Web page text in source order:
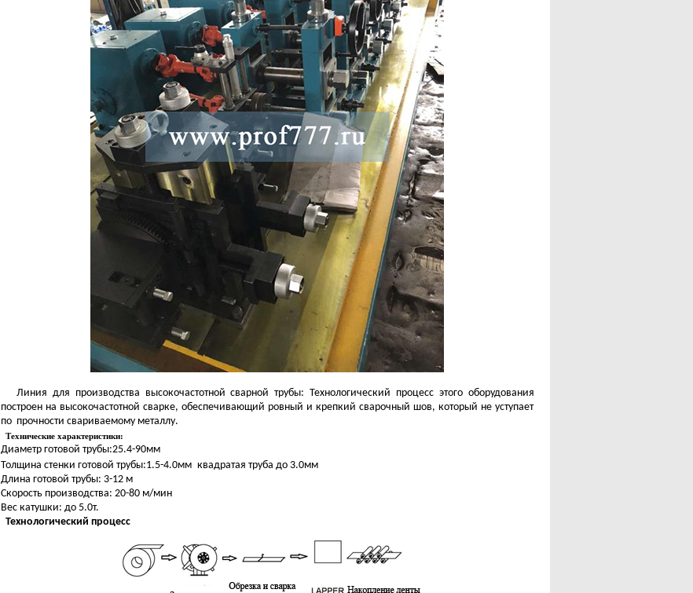
Линия для производства высокочастотной сварной трубы: Технологический процесс этого оборудования
построен на высокочастотной сварке, обеспечивающий ровный и крепкий сварочный шов, который не уступает
по прочности свариваемому металлу.
Технические характеристики:
Диаметр готовой трубы:25.4-90мм
Толщина стенки готовой трубы:1.5-4.0мм квадратая труба до 3.0мм
Длина готовой трубы: 3-12 м
Скорость производства: 20-80 м/мин
Вес катушки: до 5.0т.
Технологический процесс